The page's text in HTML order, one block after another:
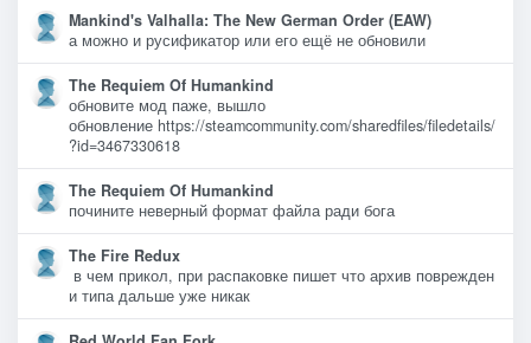
Mankind's Valhalla: The New German Order (EAW)
а можно и русификатор или его ещё не обновили
The Requiem Of Humankind
обновите мод паже, вышло
обновление https://steamcommunity.com/sharedfiles/filedetails/
?id=3467330618
The Requiem Of Humankind
почините неверный формат файла ради бога
The Fire Redux
в чем прикол, при распаковке пишет что архив поврежден
и типа дальше уже никак